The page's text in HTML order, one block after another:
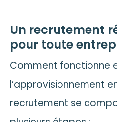
Un recrutement
pour toute
Comment fonctionne
l’approvisionnement
recrutement se